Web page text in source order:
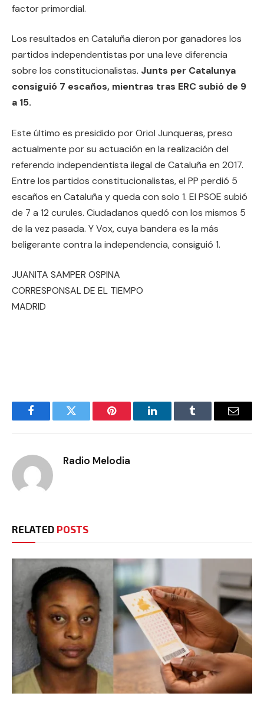
factor primordial.
Los resultados en Cataluña dieron por ganadores los
partidos independentistas por una leve diferencia
sobre los constitucionalistas. Junts per Catalunya
consiguió 7 escaños, mientras tras ERC subió de 9
a 15.
Este último es presidido por Oriol Junqueras, preso
actualmente por su actuación en la realización del
referendo independentista ilegal de Cataluña en 2017.
Entre los partidos constitucionalistas, el PP perdió 5
escaños en Cataluña y queda con solo 1. El PSOE subió
de 7 a 12 curules. Ciudadanos quedó con los mismos 5
de la vez pasada. Y Vox, cuya bandera es la más
beligerante contra la independencia, consiguió 1.
JUANITA SAMPER OSPINA
CORRESPONSAL DE EL TIEMPO
MADRID
FacebookTwitter Pinterest LinkedInTumblr Email
Radio Melodia
RELATED POSTS